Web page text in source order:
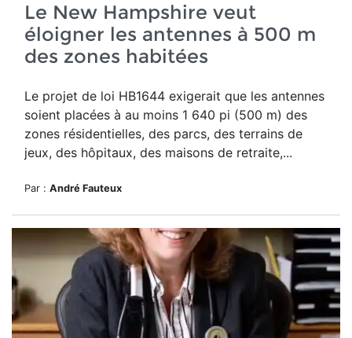
Le New Hampshire veut
éloigner les antennes à 500 m
des zones habitées
Le projet de loi HB1644 exigerait que les antennes
soient placées à au moins 1 640 pi (500 m) des
zones résidentielles, des parcs, des terrains de
jeux, des hôpitaux, des maisons de retraite,...
Par : André Fauteux